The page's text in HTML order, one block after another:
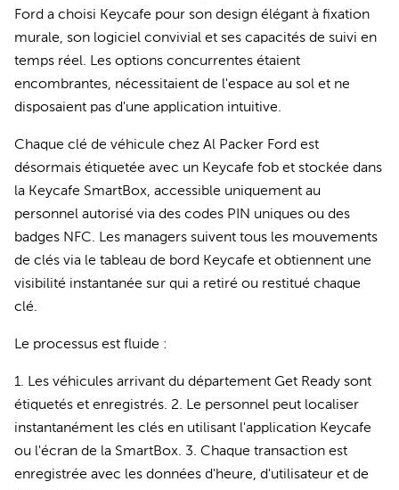
Ford a choisi Keycafe pour son design élégant à fixation
murale, son logiciel convivial et ses capacités de suivi en
temps réel. Les options concurrentes étaient
encombrantes, nécessitaient de l'espace au sol et ne
disposaient pas d'une application intuitive.
Chaque clé de véhicule chez Al Packer Ford est
désormais étiquetée avec un Keycafe fob et stockée dans
la Keycafe SmartBox, accessible uniquement au
personnel autorisé via des codes PIN uniques ou des
badges NFC. Les managers suivent tous les mouvements
de clés via le tableau de bord Keycafe et obtiennent une
visibilité instantanée sur qui a retiré ou restitué chaque
clé.
Le processus est fluide :
1. Les véhicules arrivant du département Get Ready sont
étiquetés et enregistrés. 2. Le personnel peut localiser
instantanément les clés en utilisant l'application Keycafe
ou l'écran de la SmartBox. 3. Chaque transaction est
enregistrée avec les données d'heure, d'utilisateur et de